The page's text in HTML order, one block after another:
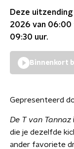
Deze
2026 van
09:30 uur.
Binnenkort
Gepresenteerd
De T van Tannaz
die je dezelfde
ander favoriete